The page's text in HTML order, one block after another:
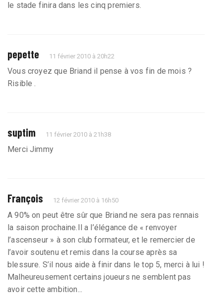
le stade finira dans les cinq premiers.
pepette 11 février 2010 à 20h22
Vous croyez que Briand il pense à vos fin de mois ?
Risible .
suptim 11 février 2010 à 21h38
Merci Jimmy
François 12 février 2010 à 16h50
A 90% on peut être sûr que Briand ne sera pas rennais
la saison prochaine.Il a l’élégance de « renvoyer
l’ascenseur » à son club formateur, et le remercier de
l’avoir soutenu et remis dans la course après sa
blessure. S’il nous aide à finir dans le top 5, merci à lui !
Malheureusement certains joueurs ne semblent pas
avoir cette ambition...